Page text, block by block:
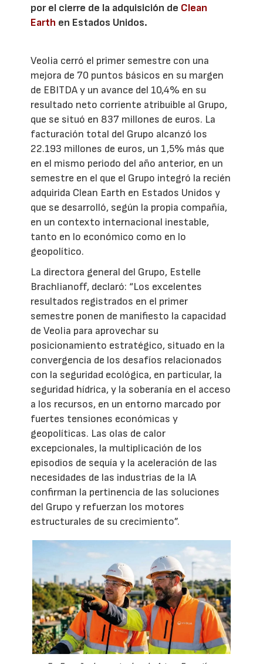
por el cierre de la adquisición de Clean
Earth en Estados Unidos.
Veolia cerró el primer semestre con una
mejora de 70 puntos básicos en su margen
de EBITDA y un avance del 10,4% en su
resultado neto corriente atribuible al Grupo,
que se situó en 837 millones de euros. La
facturación total del Grupo alcanzó los
22.193 millones de euros, un 1,5% más que
en el mismo periodo del año anterior, en un
semestre en el que el Grupo integró la recién
adquirida Clean Earth en Estados Unidos y
que se desarrolló, según la propia compañía,
en un contexto internacional inestable,
tanto en lo económico como en lo
geopolítico.
La directora general del Grupo, Estelle
Brachlianoff, declaró: “Los excelentes
resultados registrados en el primer
semestre ponen de manifiesto la capacidad
de Veolia para aprovechar su
posicionamiento estratégico, situado en la
convergencia de los desafíos relacionados
con la seguridad ecológica, en particular, la
seguridad hídrica, y la soberanía en el acceso
a los recursos, en un entorno marcado por
fuertes tensiones económicas y
geopolíticas. Las olas de calor
excepcionales, la multiplicación de los
episodios de sequía y la aceleración de las
necesidades de las industrias de la IA
confirman la pertinencia de las soluciones
del Grupo y refuerzan los motores
estructurales de su crecimiento”.